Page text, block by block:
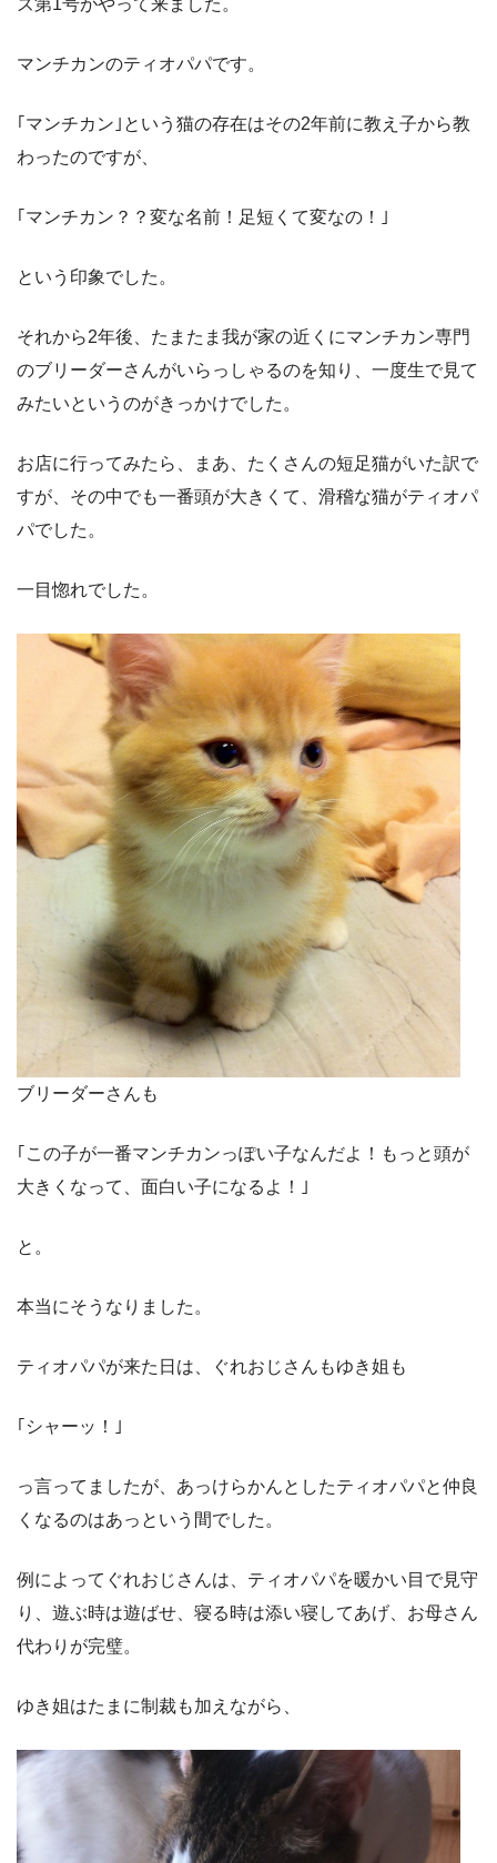
ズ第1号がやって来ました。
マンチカンのティオパパです。
｢マンチカン｣という猫の存在はその2年前に教え子から教
わったのですが、
｢マンチカン？？変な名前！足短くて変なの！｣
という印象でした。
それから2年後、たまたま我が家の近くにマンチカン専門
のブリーダーさんがいらっしゃるのを知り、一度生で見て
みたいというのがきっかけでした。
お店に行ってみたら、まあ、たくさんの短足猫がいた訳で
すが、その中でも一番頭が大きくて、滑稽な猫がティオパ
パでした。
一目惚れでした。
ブリーダーさんも
｢この子が一番マンチカンっぽい子なんだよ！もっと頭が
大きくなって、面白い子になるよ！｣
と。
本当にそうなりました。
ティオパパが来た日は、ぐれおじさんもゆき姐も
｢シャーッ！｣
っ言ってましたが、あっけらかんとしたティオパパと仲良
くなるのはあっという間でした。
例によってぐれおじさんは、ティオパパを暖かい目で見守
り、遊ぶ時は遊ばせ、寝る時は添い寝してあげ、お母さん
代わりが完璧。
ゆき姐はたまに制裁も加えながら、